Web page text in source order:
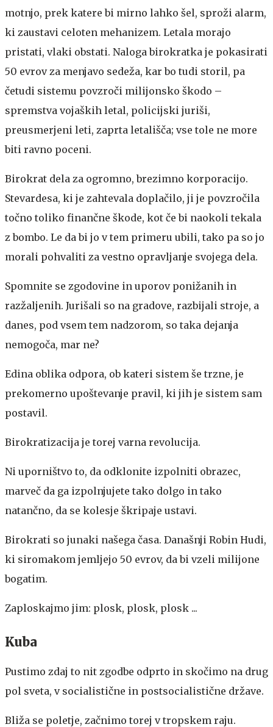
motnjo, prek katere bi mirno lahko šel, sproži alarm,
ki zaustavi celoten mehanizem. Letala morajo
pristati, vlaki obstati. Naloga birokratka je pokasirati
50 evrov za menjavo sedeža, kar bo tudi storil, pa
četudi sistemu povzroči milijonsko škodo –
spremstva vojaških letal, policijski juriši,
preusmerjeni leti, zaprta letališča; vse tole ne more
biti ravno poceni.
Birokrat dela za ogromno, brezimno korporacijo.
Stevardesa, ki je zahtevala doplačilo, ji je povzročila
točno toliko finančne škode, kot če bi naokoli tekala
z bombo. Le da bi jo v tem primeru ubili, tako pa so jo
morali pohvaliti za vestno opravljanje svojega dela.
Spomnite se zgodovine in uporov ponižanih in
razžaljenih. Jurišali so na gradove, razbijali stroje, a
danes, pod vsem tem nadzorom, so taka dejanja
nemogoča, mar ne?
Edina oblika odpora, ob kateri sistem še trzne, je
prekomerno upoštevanje pravil, ki jih je sistem sam
postavil.
Birokratizacija je torej varna revolucija.
Ni uporništvo to, da odklonite izpolniti obrazec,
marveč da ga izpolnjujete tako dolgo in tako
natančno, da se kolesje škripaje ustavi.
Birokrati so junaki našega časa. Današnji Robin Hudi,
ki siromakom jemljejo 50 evrov, da bi vzeli milijone
bogatim.
Zaploskajmo jim: plosk, plosk, plosk ...
Kuba
Pustimo zdaj to nit zgodbe odprto in skočimo na drug
pol sveta, v socialistične in postsocialistične države.
Bliža se poletje, začnimo torej v tropskem raju.